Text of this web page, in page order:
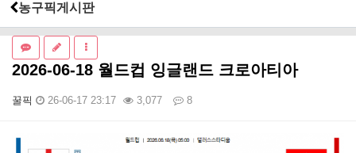
농구픽게시판
2026-06-18 월드컵 잉글랜드 크로아티아
꿀픽 26-06-17 23:17 3,077 8
본문